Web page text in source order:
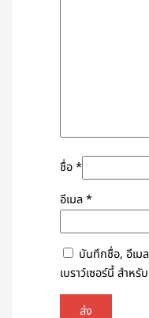
ชื่อ*
อีเมล*
บันทึกชื่อ, อีเม
เบราว์เซอร์นี้ สำห